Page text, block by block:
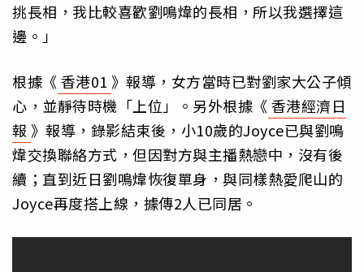
挑長相，我比較喜歡劉鳴煒的長相，所以我選擇這
邊。」
根據《香港01 》報導，女方當時已對劉家大公子傾
心，並靜待時機「上位」。另外根據《香港經濟日
報 》報導，錄影結束後，小10歲的Joyce已與劉鳴
煒交換聯絡方式，但因對方與主播熱戀中，沒有後
續；直到近日劉鳴煒恢復單身，與同樣熱愛爬山的
Joyce再度搭上線，據傳2人已同居。